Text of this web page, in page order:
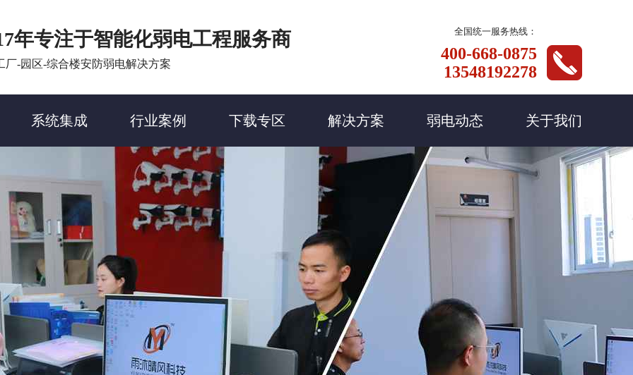
年专注于智能化弱电工程服务商
厂-园区-综合楼安防弱电解决方案
全国统一服务热线：
400-668-0875
13548192278
系统集成 行业案例 下载专区 解决方案 弱电动态 关于我们